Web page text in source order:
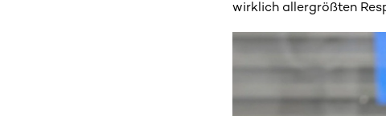
wirklich allergrößten